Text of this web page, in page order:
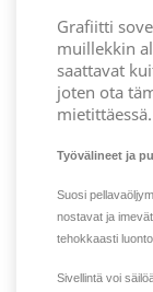
Grafiitti
muillekkin
saattavat
joten ota
mietittäessä.
Työvälineet ja
Suosi
nostavat ja
tehokkaasti
Sivellintä voi